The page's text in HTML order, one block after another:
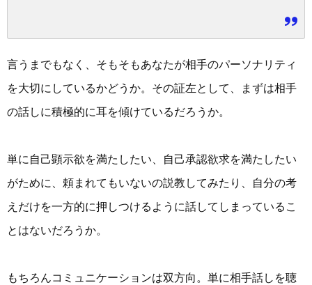
言うまでもなく、そもそもあなたが相手のパーソナリティ
を大切にしているかどうか。その証左として、まずは相手
の話しに積極的に耳を傾けているだろうか。
単に自己顕示欲を満たしたい、自己承認欲求を満たしたい
がために、頼まれてもいないの説教してみたり、自分の考
えだけを一方的に押しつけるように話してしまっているこ
とはないだろうか。
もちろんコミュニケーションは双方向。単に相手話しを聴